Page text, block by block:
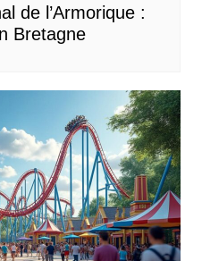
de l’Armorique :
Bretagne